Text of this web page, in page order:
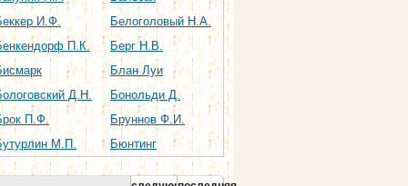
И.Ф.
Белоголовый Н.А.
П.К.
Берг Н.В.
Блан Луи
Д.Н.
Бонольди Д.
П.Ф.
Бруннов Ф.И.
М.П. Бюнтинг